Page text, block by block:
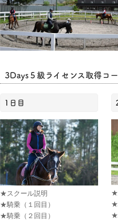
3Days５級ライセンス取得コ
1日目
★スクール説明
★騎乗（１回目）
★騎乗（２回目）
★
★
★